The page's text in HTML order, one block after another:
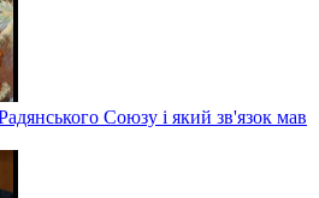
Союзу і який зв'язок мав